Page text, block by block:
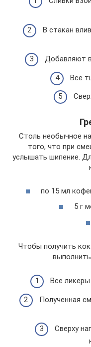
В стакан
Добавляют в
Все
Столь необычное
того, что при
услышать шипение.
по 15 мл
5 г
Чтобы получить
Все
Полученная
Сверху